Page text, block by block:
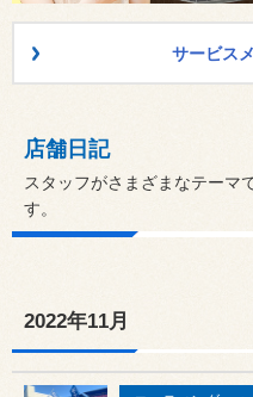
サービス
店舗日記
スタッフがさまざまなテーマ
す。
2022年11月